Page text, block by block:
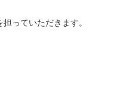
っていただきます。